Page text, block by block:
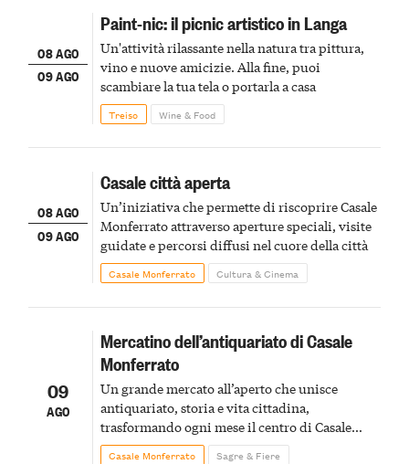
08 AGO
09 AGO
Paint-nic: il picnic artistico in Langa
Un'attività rilassante nella natura tra pittura,
vino e nuove amicizie. Alla fine, puoi
scambiare la tua tela o portarla a casa
Treiso Wine & Food
08 AGO
09 AGO
Casale città aperta
Un’iniziativa che permette di riscoprire Casale
Monferrato attraverso aperture speciali, visite
guidate e percorsi diffusi nel cuore della città
Casale Monferrato Cultura & Cinema
09
AGO
Mercatino dell’antiquariato di Casale
Monferrato
Un grande mercato all’aperto che unisce
antiquariato, storia e vita cittadina,
trasformando ogni mese il centro di Casale
Monferrato in un luogo di scoperta e racconto
Casale Monferrato Sagre & Fiere